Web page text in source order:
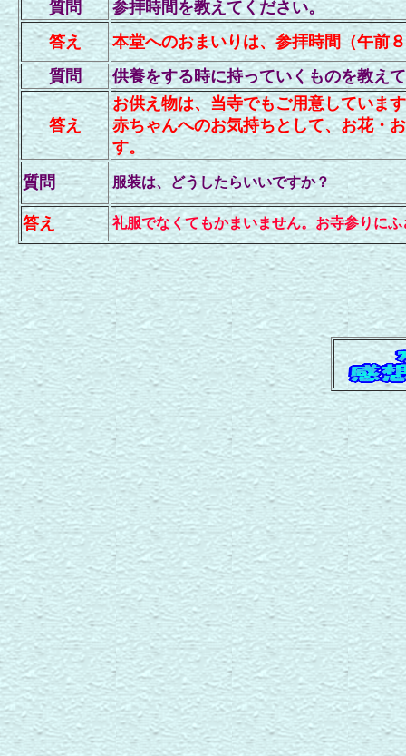
質問
参拝時間を教えてください。
答え
本堂へのおまいりは、参拝時間（午前
質問
供養をする時に持っていくものを教え
答え
お供え物は、当寺でもご用意していま
赤ちゃんへのお気持ちとして、お花・
す。
質問
服装は、どうしたらいいですか？
答え 礼服でなくてもかまいません。お寺参りに